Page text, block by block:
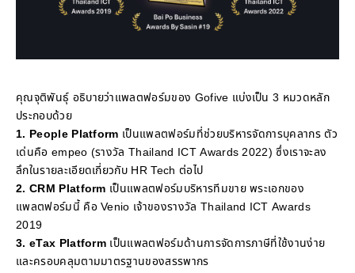
คุณจุติพันธุ์ อธิบายว่าแพลตฟอร์มของ Gofive แบ่งเป็น 3 หมวดหลัก
ประกอบด้วย
1. People Platform เป็นแพลตฟอร์มที่ช่วยบริหารจัดการบุคลากร ตัว
เด่นคือ empeo (รางวัล Thailand ICT Awards 2022) ซึ่งเราจะลง
ลึกในรายละเอียดเกี่ยวกับ HR Tech ต่อไป
2. CRM Platform เป็นแพลตฟอร์มบริหารทีมขาย พระเอกของ
แพลตฟอร์มนี้ คือ Venio เจ้าของรางวัล Thailand ICT Awards
2019
3. eTax Platform เป็นแพลตฟอร์มด้านการจัดการภาษีที่ใช้งานง่าย
และครอบคลุมตามมาตรฐานของสรรพากร